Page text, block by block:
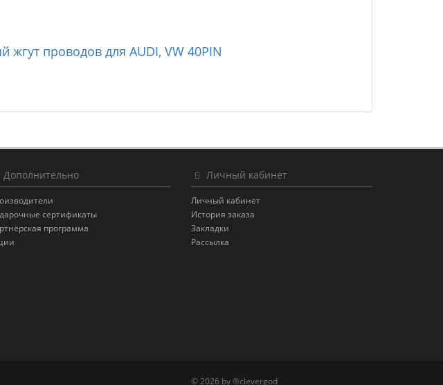
жгут проводов для AUDI, VW 40PIN
Дополнительно
сертификаты
программа
Личный кабинет
Личный кабинет
История заказа
Закладки
Рассылка
© 2026 by ®clevergod